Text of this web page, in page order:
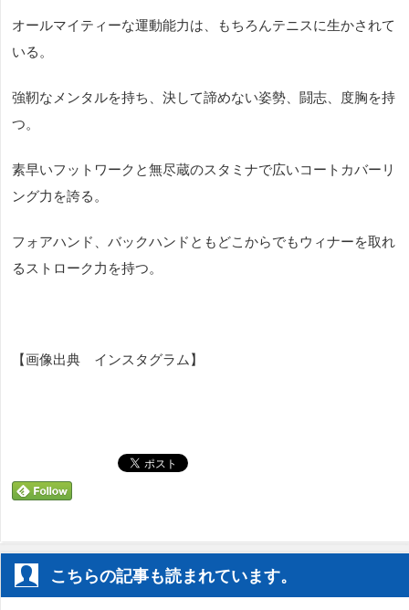
オールマイティーな運動能力は、もちろんテニスに生かされて
いる。
強靭なメンタルを持ち、決して諦めない姿勢、闘志、度胸を持
つ。
素早いフットワークと無尽蔵のスタミナで広いコートカバーリ
ング力を誇る。
フォアハンド、バックハンドともどこからでもウィナーを取れ
るストローク力を持つ。
【画像出典 インスタグラム】
こちらの記事も読まれています。